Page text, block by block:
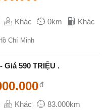
Khác 0km Khác
Chí Minh
Giá 590 TRIỆU .
Khác
83.000km
đ